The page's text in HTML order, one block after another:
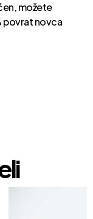
možete
povrat novca